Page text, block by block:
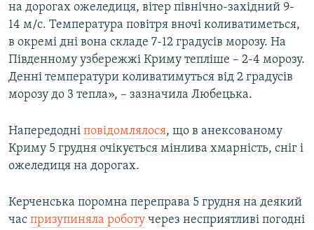
на дорогах ожеледиця, вітер північно-західний 9-
14 м/с. Температура повітря вночі коливатиметься,
в окремі дні вона складе 7-12 градусів морозу. На
Південному узбережжі Криму тепліше – 2-4 морозу.
Денні температури коливатимуться від 2 градусів
морозу до 3 тепла», – зазначила Любецька.
Напередодні повідомлялося, що в анексованому
Криму 5 грудня очікується мінлива хмарність, сніг і
ожеледиця на дорогах.
Керченська поромна переправа 5 грудня на деякий
час призупиняла роботу через несприятливі погодні